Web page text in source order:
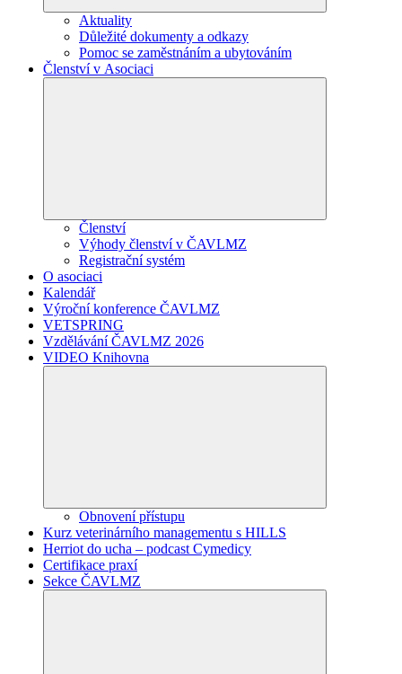
Aktuality
Důležité dokumenty a odkazy
Pomoc se zaměstnáním a ubytováním
Členství v Asociaci
Členství
Výhody členství v ČAVLMZ
Registrační systém
O asociaci
Kalendář
Výroční konference ČAVLMZ
VETSPRING
Vzdělávání ČAVLMZ 2026
VIDEO Knihovna
Obnovení přístupu
Kurz veterinárního managementu s HILLS
Herriot do ucha – podcast Cymedicy
Certifikace praxí
Sekce ČAVLMZ